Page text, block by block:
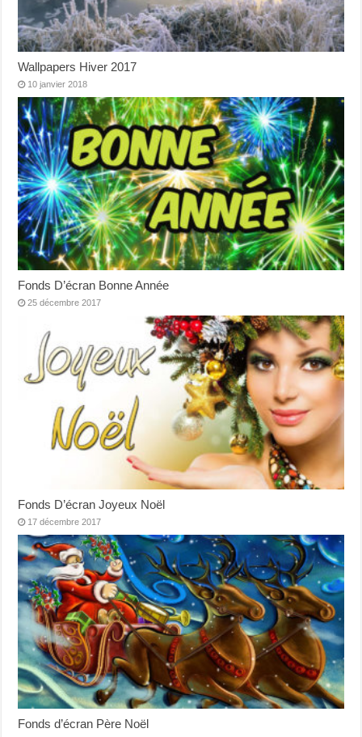
Wallpapers Hiver 2017
10 janvier 2018
Fonds D’écran Bonne Année
25 décembre 2017
Fonds D’écran Joyeux Noël
17 décembre 2017
Fonds d’écran Père Noël